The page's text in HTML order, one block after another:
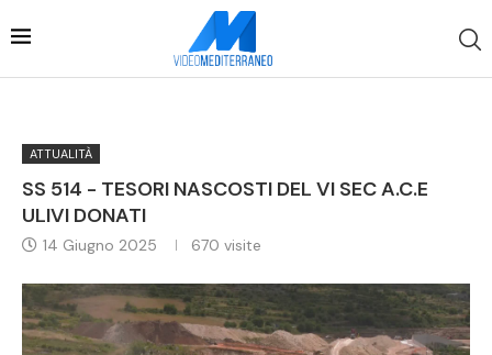
ATTUALITÀ
SS 514 - TESORI NASCOSTI DEL VI SEC A.C.E
ULIVI DONATI
14 Giugno 2025 670 visite
Video
Player